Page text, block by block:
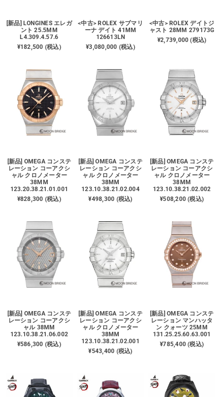
最新ニュース
保証とメンテナンス
お問い合わせ
[新品] LONGINES エレガ
ント 25.5MM
L4.309.4.57.6
¥182,500 (税込)
<中古> ROLEX サブマリ
ーナ デイト 41MM
126613LN
¥3,080,000 (税込)
<中古> ROLEX デイトジ
ャスト 28MM 279173G
¥2,739,000 (税込)
[新品] OMEGA コンステ
レーション コーアクシ
ャル クロノメーター
38MM
123.20.38.21.01.001
¥828,300 (税込)
[新品] OMEGA コンステ
レーション コーアクシ
ャル クロノメーター
38MM
123.10.38.21.02.004
¥498,300 (税込)
[新品] OMEGA コンステ
レーション コーアクシ
ャル クロノメーター
38MM
123.10.38.21.02.002
¥508,200 (税込)
[新品] OMEGA コンステ
レーション コーアクシ
ャル 38MM
123.10.38.21.06.002
¥586,300 (税込)
[新品] OMEGA コンステ
レーション コーアクシ
ャル クロノメーター
38MM
123.10.38.21.02.001
¥543,400 (税込)
[新品] OMEGA コンステ
レーション マンハッタ
ン クォーツ 25MM
131.25.25.60.63.001
¥785,400 (税込)